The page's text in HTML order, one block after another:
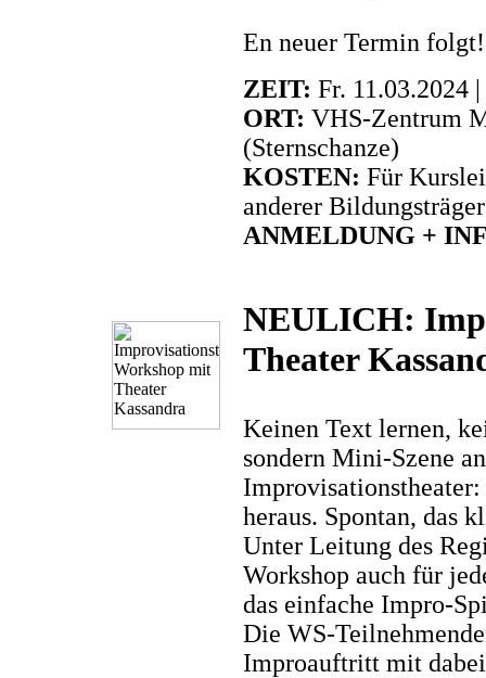
En neuer Termin folgt!
ZEIT: Fr. 11.03.2024
ORT: VHS-Zentrum
(Sternschanze)
KOSTEN: Für
anderer
ANMELDUNG +
NEULICH:
Theater
Keinen Text lernen,
sondern Mini-Szene
heraus. Spontan, das
Unter Leitung des
Workshop auch für
das einfache Impro-
Die WS-
Improauftritt mit